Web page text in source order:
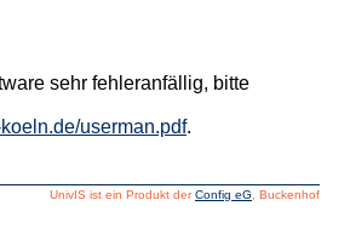
sehr fehleranfällig, bitte
userman.pdf.
UnivIS ist ein Produkt derConfig eG , Buckenhof